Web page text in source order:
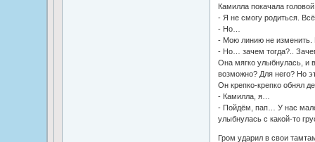
Камилла покачала
- Я не смогу родиться.
- Но…
- Мою линию не
- Но… зачем тогда?..
Она мягко улыбнулась, и
возможно? Для него? Но
Он крепко-крепко обнял
- Камилла, я…
- Пойдём, пап… У нас
улыбнулась с какой-то
Гром ударил в свои